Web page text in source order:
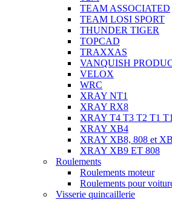
TEAM ASSOCIATED
TEAM LOSI SPORT
THUNDER TIGER
TOPCAD
TRAXXAS
VANQUISH
VELOX
WRC
XRAY NT1
XRAY RX8
XRAY T4 T3 T2 T1
XRAY XB4
XRAY XB8, 808 et
XRAY XB9 ET 808
Roulements
Roulements moteur
Roulements pour
Visserie quincaillerie